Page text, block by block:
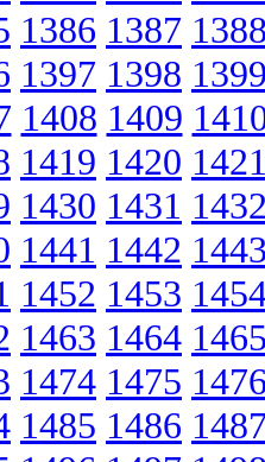
1386 1387
1397 1398
1408 1409
1419 1420
1430 1431
1441 1442
1452 1453
1463 1464
1474 1475
1485 1486